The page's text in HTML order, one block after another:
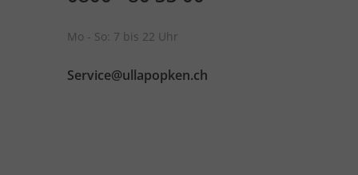
Mo - So: 7 bis 22 Uhr
Service@ullapopken.ch